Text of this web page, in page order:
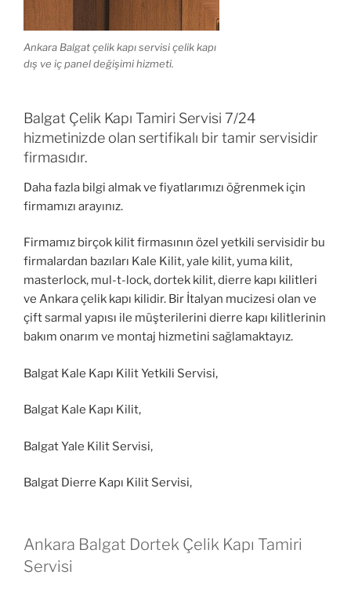
Ankara Balgat çelik kapı servisi çelik kapı
dış ve iç panel değişimi hizmeti.
Balgat Çelik Kapı Tamiri Servisi 7/24
hizmetinizde olan sertifikalı bir tamir servisidir
firmasıdır.
Daha fazla bilgi almak ve fiyatlarımızı öğrenmek için
firmamızı arayınız.
Firmamız birçok kilit firmasının özel yetkili servisidir bu
firmalardan bazıları Kale Kilit, yale kilit, yuma kilit,
masterlock, mul-t-lock, dortek kilit, dierre kapı kilitleri
ve Ankara çelik kapı kilidir. Bir İtalyan mucizesi olan ve
çift sarmal yapısı ile müşterilerini dierre kapı kilitlerinin
bakım onarım ve montaj hizmetini sağlamaktayız.
Balgat Kale Kapı Kilit Yetkili Servisi,
Balgat Kale Kapı Kilit,
Balgat Yale Kilit Servisi,
Balgat Dierre Kapı Kilit Servisi,
Ankara Balgat Dortek Çelik Kapı Tamiri
Servisi